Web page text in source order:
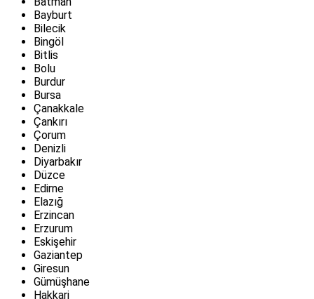
Bayburt
Bilecik
Bingöl
Bitlis
Bolu
Burdur
Bursa
Çanakkale
Çankırı
Çorum
Denizli
Diyarbakır
Düzce
Edirne
Elazığ
Erzincan
Erzurum
Eskişehir
Gaziantep
Giresun
Gümüşhane
Hakkari